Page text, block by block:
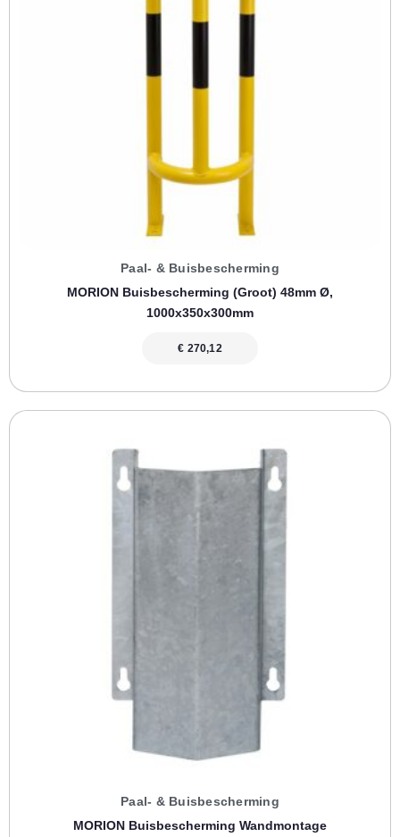
Paal- & Buisbescherming
MORION Buisbescherming (groot) 48mm Ø,
1000x350x300mm
€ 270,12
Paal- & Buisbescherming
MORION Buisbescherming Wandmontage